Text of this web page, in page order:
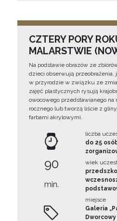
CZTERY PORY
MALARSTWIE
Na podstawie obrazów ze
dzieci obserwują przeobrażenia,
w przyrodzie w związku ze
zajęć plastycznych rysują
owocowego przedstawianego
rocznego lub tworzą liście z
farbami akrylowymi.
90
min.
liczba
do 25
wiek
miejsce
Galeria